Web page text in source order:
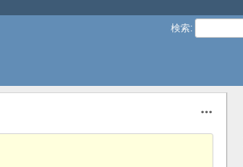
検索: